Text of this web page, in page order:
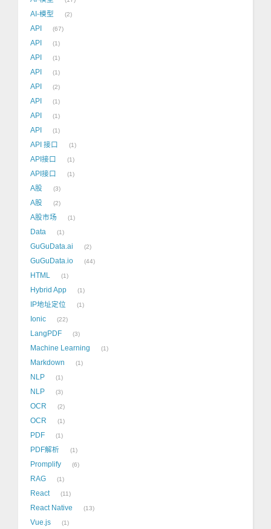
AI-模型 2
API 67
API 1
API 1
API 1
API 2
API 1
API 1
API 1
API 接口 1
API接口 1
API接口 1
A股 3
A股 2
A股市场 1
Data 1
GuGuData.ai 2
GuGuData.io 44
HTML 1
Hybrid App 1
IP地址定位 1
Ionic 22
LangPDF 3
Machine Learning 1
Markdown 1
NLP 1
NLP 3
OCR 2
OCR 1
PDF 1
PDF解析 1
Promplify 6
RAG 1
React 11
React Native 13
Vue.js 1